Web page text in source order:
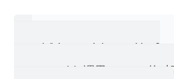
// 调用 Sync 的对